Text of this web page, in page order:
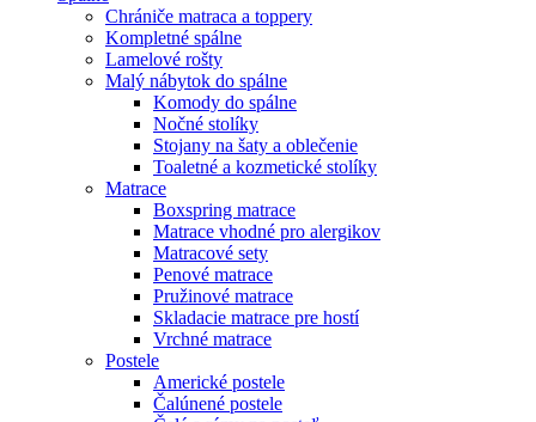
Chrániče matraca a toppery
Kompletné spálne
Lamelové rošty
Malý nábytok do spálne
Komody do spálne
Nočné stolíky
Stojany na šaty a oblečenie
Toaletné a kozmetické stolíky
Matrace
Boxspring matrace
Matrace vhodné pro alergikov
Matracové sety
Penové matrace
Pružinové matrace
Skladacie matrace pre hostí
Vrchné matrace
Postele
Americké postele
Čalúnené postele